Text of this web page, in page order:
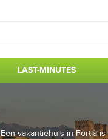
LAST-MINUTES
Een vakantiehuis in Fortià